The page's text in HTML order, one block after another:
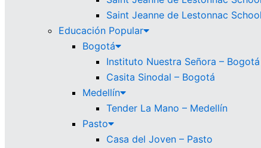
Saint Jeanne de Lestonnac
Educación Popular
Bogotá
Instituto Nuestra Señora – Bogotá
Casita Sinodal – Bogotá
Medellín
Tender La Mano – Medellín
Pasto
Casa del Joven – Pasto